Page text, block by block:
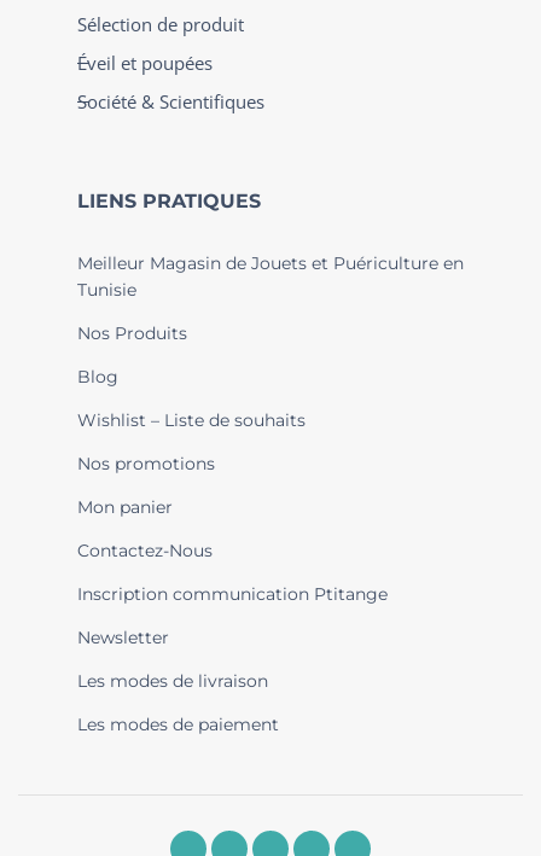
Sélection de produit
Éveil et poupées
Société & Scientifiques
LIENS PRATIQUES
Meilleur Magasin de Jouets et Puériculture en
Tunisie
Nos Produits
Blog
Wishlist – Liste de souhaits
Nos promotions
Mon panier
Contactez-Nous
Inscription communication Ptitange
Newsletter
Les modes de livraison
Les modes de paiement